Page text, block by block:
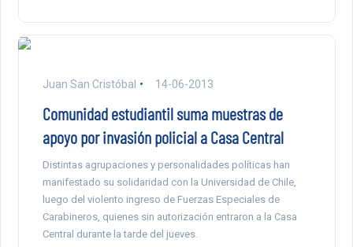
Juan San Cristóbal 14-06-2013
Comunidad estudiantil suma muestras de
apoyo por invasión policial a Casa Central
Distintas agrupaciones y personalidades políticas han
manifestado su solidaridad con la Universidad de Chile,
luego del violento ingreso de Fuerzas Especiales de
Carabineros, quienes sin autorización entraron a la Casa
Central durante la tarde del jueves.